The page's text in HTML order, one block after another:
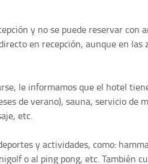
y no se puede reservar con
en recepción, aunque en las
le informamos que el hotel
de verano), sauna, servicio de
etc.
y actividades, como:
o al ping pong, etc. También